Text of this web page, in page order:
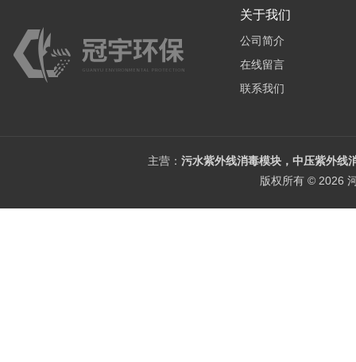
关于我们
公司简介
在线留言
联系我们
主营： 污水紫外线消毒模块，中压紫外线
版权所有 © 2026